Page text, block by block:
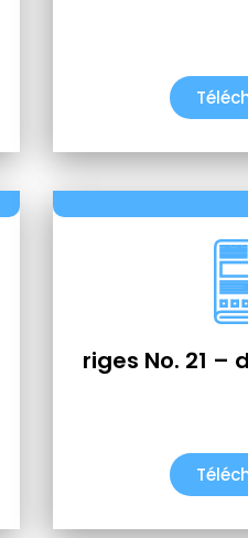
riges No. 21 –